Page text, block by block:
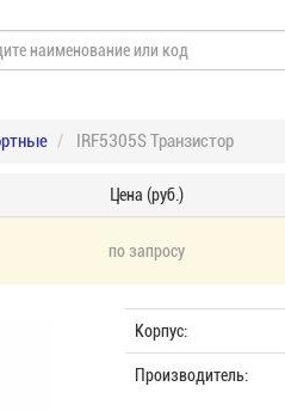
IRF5305S Транзистор
Цена (руб.)
по запросу
Корпус:
Производитель: